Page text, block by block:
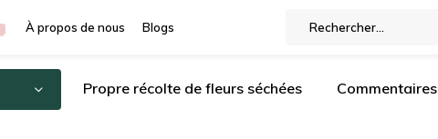
À propos de nous Blogs
Propre récolte de fleurs séchées Commentaires